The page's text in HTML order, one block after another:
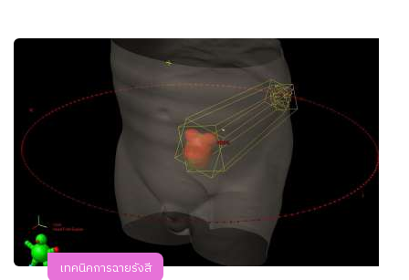
เทคนิคการฉายรังสี